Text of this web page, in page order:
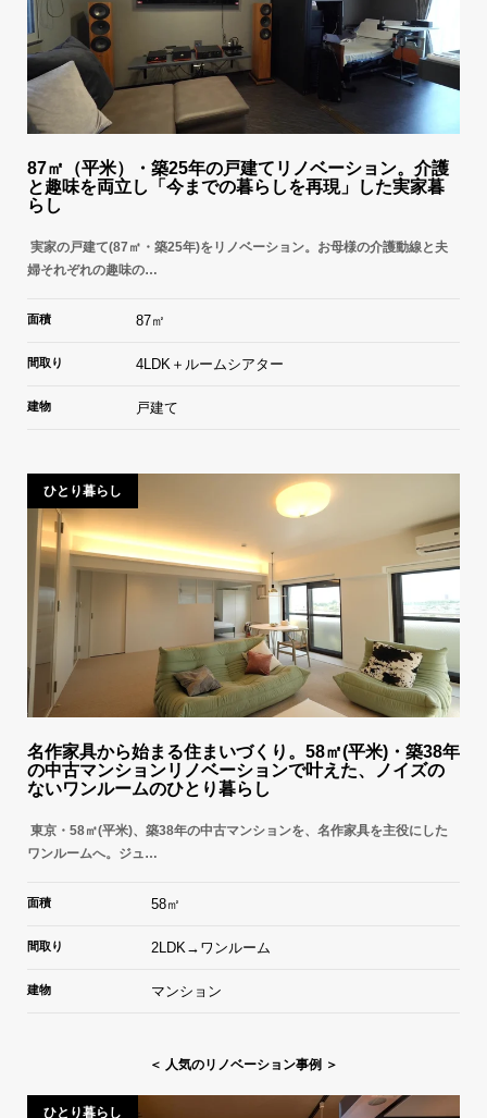
87㎡（平米）・築25年の戸建てリノベーション。介護
と趣味を両立し「今までの暮らしを再現」した実家暮
らし
実家の戸建て(87㎡・築25年)をリノベーション。お母様の介護動線と夫
婦それぞれの趣味の…
面積 87㎡
間取り 4LDK＋ルームシアター
建物 戸建て
ひとり暮らし
名作家具から始まる住まいづくり。58㎡(平米)・築38年
の中古マンションリノベーションで叶えた、ノイズの
ないワンルームのひとり暮らし
東京・58㎡(平米)、築38年の中古マンションを、名作家具を主役にした
ワンルームへ。ジュ…
面積 58㎡
間取り 2LDK→ワンルーム
建物 マンション
＜ 人気のリノベーション事例 ＞
ひとり暮らし